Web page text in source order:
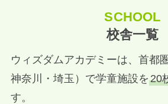
SCHOOL
校舎一覧
ウィズダムアカデミーは、首都
神奈川・埼玉）で学童施設を20
す。